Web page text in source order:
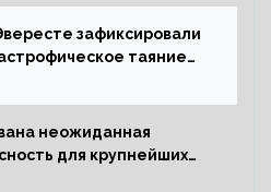
зафиксировали
таяние
неожиданная
для крупнейших